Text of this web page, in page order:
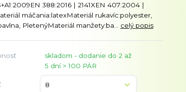
388:2016 | 2141XEN 407:2004 |
máčania:latexMateriál rukavíc:polyester,
PletenýMateriál manžety:ba... celý popis
skladom - dodanie do 2 až
5 dní > 100 PÁR